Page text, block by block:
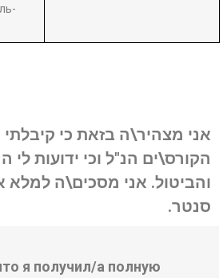
אני מצהיר\ה בזאת כי
הקורס\ים הנ"ל וכי ידועות
והביטול. אני מסכים\ה למלא
סנטר.
я получил/а полную